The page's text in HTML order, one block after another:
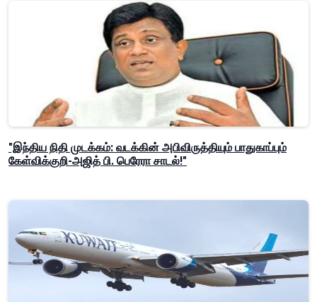
"இந்திய நிதி முடக்கம்: வடக்கின் அபிவிருத்தியும் பாதுகாப்பும்
கேள்விக்குறி-அஜித் பி. பெரேரா சாடல்!"